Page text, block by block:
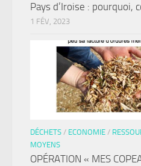
Pays d’Iroise : pourquoi,
1 FÉV, 2023
DÉCHETS / ECONOMIE /
MOYENS
OPÉRATION « MES